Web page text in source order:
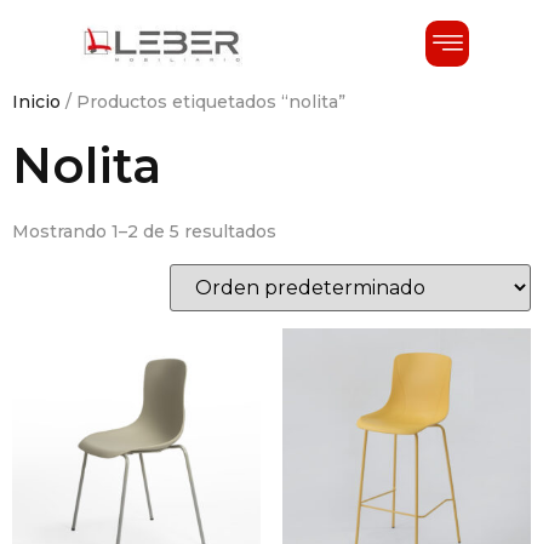
Inicio / Productos etiquetados “nolita”
Nolita
Mostrando 1–2 de 5 resultados